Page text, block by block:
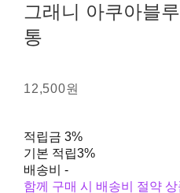
그래니 아쿠아블
통
12,500원
적립금 3%
기본 적립3%
배송비 -
함께 구매 시 배송비 절약 상